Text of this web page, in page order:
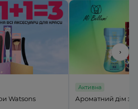
Watsons
Активна
Ароматний дім з
›